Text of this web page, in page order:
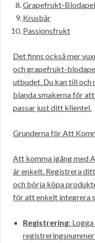
Grapefrukt-
Krusbär
Passionsfrukt
Det finns också mer
och grapefrukt-
utbudet. Du kan till och
blanda smakerna för
passar just ditt klientel.
Grunderna för Att
Att komma igång med
är enkelt. Registrera
och börja köpa
för att enkelt integrera
Registrering: